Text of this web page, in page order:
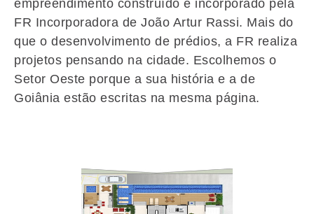
empreendimento construído e incorporado pela
FR Incorporadora de João Artur Rassi. Mais do
que o desenvolvimento de prédios, a FR realiza
projetos pensando na cidade. Escolhemos o
Setor Oeste porque a sua história e a de
Goiânia estão escritas na mesma página.